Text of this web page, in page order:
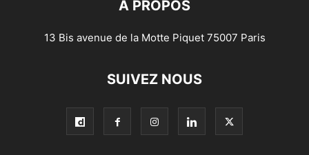
À PROPOS
13 Bis avenue de la Motte Piquet 75007 Paris
SUIVEZ NOUS